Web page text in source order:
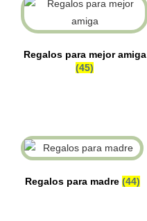
Regalos para mejor amiga
(45)
Regalos para madre (44)